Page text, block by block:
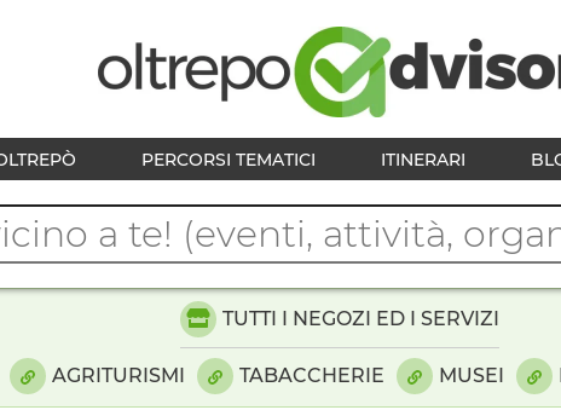
PERCORSI TEMATICI ITINERARI
TUTTI I NEGOZI ED I SERVIZI
AGRITURISMI TABACCHERIE MUSEI